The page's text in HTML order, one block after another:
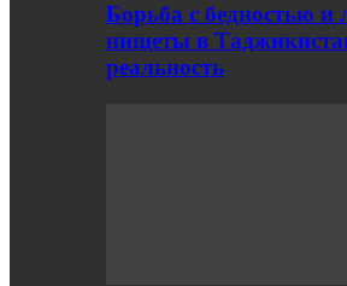
Борьба с бедностью и
нищеты в
реальность